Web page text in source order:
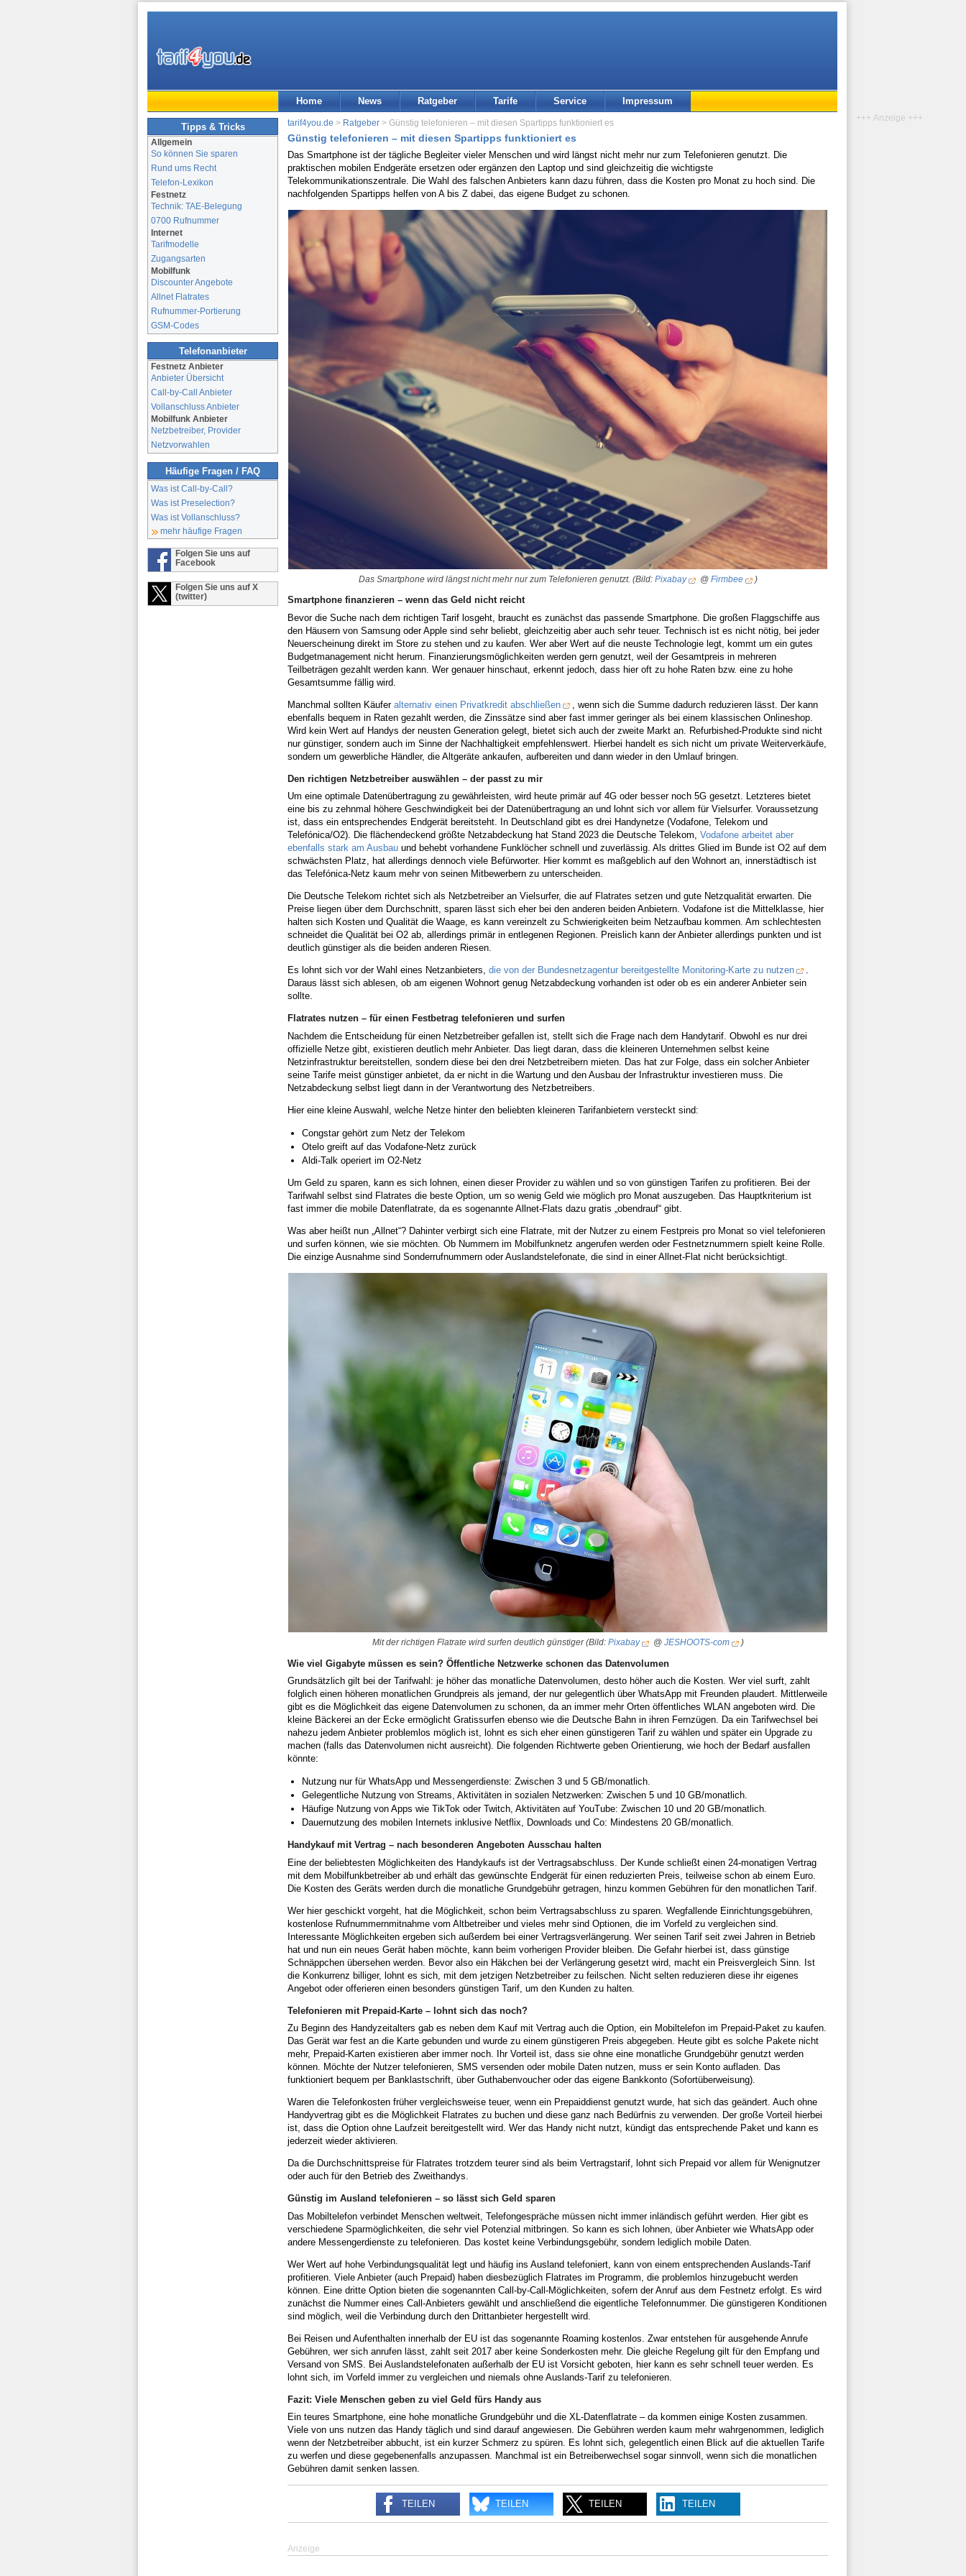
Home News Ratgeber Tarife Service Impressum
Tipps & Tricks
Allgemein
So können Sie sparen
Rund ums Recht
Telefon-Lexikon
Festnetz
Technik: TAE-Belegung
0700 Rufnummer
Internet
Tarifmodelle
Zugangsarten
Mobilfunk
Discounter Angebote
Allnet Flatrates
Rufnummer-Portierung
GSM-Codes
Telefonanbieter
Festnetz Anbieter
Anbieter Übersicht
Call-by-Call Anbieter
Vollanschluss Anbieter
Mobilfunk Anbieter
Netzbetreiber, Provider
Netzvorwahlen
Häufige Fragen / FAQ
Was ist Call-by-Call?
Was ist Preselection?
Was ist Vollanschluss?
mehr häufige Fragen
Folgen Sie uns auf
Facebook
Folgen Sie uns auf X
(twitter)
tarif4you.de > Ratgeber > Günstig telefonieren – mit diesen Spartipps funktioniert es
Günstig telefonieren – mit diesen Spartipps funktioniert es
Das Smartphone ist der tägliche Begleiter vieler Menschen und wird längst nicht mehr nur zum Telefonieren genutzt. Die
praktischen mobilen Endgeräte ersetzen oder ergänzen den Laptop und sind gleichzeitig die wichtigste
Telekommunikationszentrale. Die Wahl des falschen Anbieters kann dazu führen, dass die Kosten pro Monat zu hoch sind. Die
nachfolgenden Spartipps helfen von A bis Z dabei, das eigene Budget zu schonen.
Das Smartphone wird längst nicht mehr nur zum Telefonieren genutzt. (Bild: Pixabay @ Firmbee )
Smartphone finanzieren – wenn das Geld nicht reicht
Bevor die Suche nach dem richtigen Tarif losgeht, braucht es zunächst das passende Smartphone. Die großen Flaggschiffe aus
den Häusern von Samsung oder Apple sind sehr beliebt, gleichzeitig aber auch sehr teuer. Technisch ist es nicht nötig, bei jeder
Neuerscheinung direkt im Store zu stehen und zu kaufen. Wer aber Wert auf die neuste Technologie legt, kommt um ein gutes
Budgetmanagement nicht herum. Finanzierungsmöglichkeiten werden gern genutzt, weil der Gesamtpreis in mehreren
Teilbeträgen gezahlt werden kann. Wer genauer hinschaut, erkennt jedoch, dass hier oft zu hohe Raten bzw. eine zu hohe
Gesamtsumme fällig wird.
Manchmal sollten Käufer alternativ einen Privatkredit abschließen
, wenn sich die Summe dadurch reduzieren lässt. Der kann
ebenfalls bequem in Raten gezahlt werden, die Zinssätze sind aber fast immer geringer als bei einem klassischen Onlineshop.
Wird kein Wert auf Handys der neusten Generation gelegt, bietet sich auch der zweite Markt an. Refurbished-Produkte sind nicht
nur günstiger, sondern auch im Sinne der Nachhaltigkeit empfehlenswert. Hierbei handelt es sich nicht um private Weiterverkäufe,
sondern um gewerbliche Händler, die Altgeräte ankaufen, aufbereiten und dann wieder in den Umlauf bringen.
Den richtigen Netzbetreiber auswählen – der passt zu mir
Um eine optimale Datenübertragung zu gewährleisten, wird heute primär auf 4G oder besser noch 5G gesetzt. Letzteres bietet
eine bis zu zehnmal höhere Geschwindigkeit bei der Datenübertragung an und lohnt sich vor allem für Vielsurfer. Voraussetzung
ist, dass ein entsprechendes Endgerät bereitsteht. In Deutschland gibt es drei Handynetze (Vodafone, Telekom und
Telefónica/O2). Die flächendeckend größte Netzabdeckung hat Stand 2023 die Deutsche Telekom, Vodafone arbeitet aber
ebenfalls stark am Ausbau und behebt vorhandene Funklöcher schnell und zuverlässig. Als drittes Glied im Bunde ist O2 auf dem
schwächsten Platz, hat allerdings dennoch viele Befürworter. Hier kommt es maßgeblich auf den Wohnort an, innerstädtisch ist
das Telefónica-Netz kaum mehr von seinen Mitbewerbern zu unterscheiden.
Die Deutsche Telekom richtet sich als Netzbetreiber an Vielsurfer, die auf Flatrates setzen und gute Netzqualität erwarten. Die
Preise liegen über dem Durchschnitt, sparen lässt sich eher bei den anderen beiden Anbietern. Vodafone ist die Mittelklasse, hier
halten sich Kosten und Qualität die Waage, es kann vereinzelt zu Schwierigkeiten beim Netzaufbau kommen. Am schlechtesten
schneidet die Qualität bei O2 ab, allerdings primär in entlegenen Regionen. Preislich kann der Anbieter allerdings punkten und ist
deutlich günstiger als die beiden anderen Riesen.
Es lohnt sich vor der Wahl eines Netzanbieters, die von der Bundesnetzagentur bereitgestellte Monitoring-Karte zu nutzen
.
Daraus lässt sich ablesen, ob am eigenen Wohnort genug Netzabdeckung vorhanden ist oder ob es ein anderer Anbieter sein
sollte.
Flatrates nutzen – für einen Festbetrag telefonieren und surfen
Nachdem die Entscheidung für einen Netzbetreiber gefallen ist, stellt sich die Frage nach dem Handytarif. Obwohl es nur drei
offizielle Netze gibt, existieren deutlich mehr Anbieter. Das liegt daran, dass die kleineren Unternehmen selbst keine
Netzinfrastruktur bereitstellen, sondern diese bei den drei Netzbetreibern mieten. Das hat zur Folge, dass ein solcher Anbieter
seine Tarife meist günstiger anbietet, da er nicht in die Wartung und den Ausbau der Infrastruktur investieren muss. Die
Netzabdeckung selbst liegt dann in der Verantwortung des Netzbetreibers.
Hier eine kleine Auswahl, welche Netze hinter den beliebten kleineren Tarifanbietern versteckt sind:
Congstar gehört zum Netz der Telekom
Otelo greift auf das Vodafone-Netz zurück
Aldi-Talk operiert im O2-Netz
Um Geld zu sparen, kann es sich lohnen, einen dieser Provider zu wählen und so von günstigen Tarifen zu profitieren. Bei der
Tarifwahl selbst sind Flatrates die beste Option, um so wenig Geld wie möglich pro Monat auszugeben. Das Hauptkriterium ist
fast immer die mobile Datenflatrate, da es sogenannte Allnet-Flats dazu gratis „obendrauf“ gibt.
Was aber heißt nun „Allnet“? Dahinter verbirgt sich eine Flatrate, mit der Nutzer zu einem Festpreis pro Monat so viel telefonieren
und surfen können, wie sie möchten. Ob Nummern im Mobilfunknetz angerufen werden oder Festnetznummern spielt keine Rolle.
Die einzige Ausnahme sind Sonderrufnummern oder Auslandstelefonate, die sind in einer Allnet-Flat nicht berücksichtigt.
Mit der richtigen Flatrate wird surfen deutlich günstiger (Bild: Pixabay @ JESHOOTS-com )
Wie viel Gigabyte müssen es sein? Öffentliche Netzwerke schonen das Datenvolumen
Grundsätzlich gilt bei der Tarifwahl: je höher das monatliche Datenvolumen, desto höher auch die Kosten. Wer viel surft, zahlt
folglich einen höheren monatlichen Grundpreis als jemand, der nur gelegentlich über WhatsApp mit Freunden plaudert. Mittlerweile
gibt es die Möglichkeit das eigene Datenvolumen zu schonen, da an immer mehr Orten öffentliches WLAN angeboten wird. Die
kleine Bäckerei an der Ecke ermöglicht Gratissurfen ebenso wie die Deutsche Bahn in ihren Fernzügen. Da ein Tarifwechsel bei
nahezu jedem Anbieter problemlos möglich ist, lohnt es sich eher einen günstigeren Tarif zu wählen und später ein Upgrade zu
machen (falls das Datenvolumen nicht ausreicht). Die folgenden Richtwerte geben Orientierung, wie hoch der Bedarf ausfallen
könnte:
Nutzung nur für WhatsApp und Messengerdienste: Zwischen 3 und 5 GB/monatlich.
Gelegentliche Nutzung von Streams, Aktivitäten in sozialen Netzwerken: Zwischen 5 und 10 GB/monatlich.
Häufige Nutzung von Apps wie TikTok oder Twitch, Aktivitäten auf YouTube: Zwischen 10 und 20 GB/monatlich.
Dauernutzung des mobilen Internets inklusive Netflix, Downloads und Co: Mindestens 20 GB/monatlich.
Handykauf mit Vertrag – nach besonderen Angeboten Ausschau halten
Eine der beliebtesten Möglichkeiten des Handykaufs ist der Vertragsabschluss. Der Kunde schließt einen 24-monatigen Vertrag
mit dem Mobilfunkbetreiber ab und erhält das gewünschte Endgerät für einen reduzierten Preis, teilweise schon ab einem Euro.
Die Kosten des Geräts werden durch die monatliche Grundgebühr getragen, hinzu kommen Gebühren für den monatlichen Tarif.
Wer hier geschickt vorgeht, hat die Möglichkeit, schon beim Vertragsabschluss zu sparen. Wegfallende Einrichtungsgebühren,
kostenlose Rufnummernmitnahme vom Altbetreiber und vieles mehr sind Optionen, die im Vorfeld zu vergleichen sind.
Interessante Möglichkeiten ergeben sich außerdem bei einer Vertragsverlängerung. Wer seinen Tarif seit zwei Jahren in Betrieb
hat und nun ein neues Gerät haben möchte, kann beim vorherigen Provider bleiben. Die Gefahr hierbei ist, dass günstige
Schnäppchen übersehen werden. Bevor also ein Häkchen bei der Verlängerung gesetzt wird, macht ein Preisvergleich Sinn. Ist
die Konkurrenz billiger, lohnt es sich, mit dem jetzigen Netzbetreiber zu feilschen. Nicht selten reduzieren diese ihr eigenes
Angebot oder offerieren einen besonders günstigen Tarif, um den Kunden zu halten.
Telefonieren mit Prepaid-Karte – lohnt sich das noch?
Zu Beginn des Handyzeitalters gab es neben dem Kauf mit Vertrag auch die Option, ein Mobiltelefon im Prepaid-Paket zu kaufen.
Das Gerät war fest an die Karte gebunden und wurde zu einem günstigeren Preis abgegeben. Heute gibt es solche Pakete nicht
mehr, Prepaid-Karten existieren aber immer noch. Ihr Vorteil ist, dass sie ohne eine monatliche Grundgebühr genutzt werden
können. Möchte der Nutzer telefonieren, SMS versenden oder mobile Daten nutzen, muss er sein Konto aufladen. Das
funktioniert bequem per Banklastschrift, über Guthabenvoucher oder das eigene Bankkonto (Sofortüberweisung).
Waren die Telefonkosten früher vergleichsweise teuer, wenn ein Prepaiddienst genutzt wurde, hat sich das geändert. Auch ohne
Handyvertrag gibt es die Möglichkeit Flatrates zu buchen und diese ganz nach Bedürfnis zu verwenden. Der große Vorteil hierbei
ist, dass die Option ohne Laufzeit bereitgestellt wird. Wer das Handy nicht nutzt, kündigt das entsprechende Paket und kann es
jederzeit wieder aktivieren.
Da die Durchschnittspreise für Flatrates trotzdem teurer sind als beim Vertragstarif, lohnt sich Prepaid vor allem für Wenignutzer
oder auch für den Betrieb des Zweithandys.
Günstig im Ausland telefonieren – so lässt sich Geld sparen
Das Mobiltelefon verbindet Menschen weltweit, Telefongespräche müssen nicht immer inländisch geführt werden. Hier gibt es
verschiedene Sparmöglichkeiten, die sehr viel Potenzial mitbringen. So kann es sich lohnen, über Anbieter wie WhatsApp oder
andere Messengerdienste zu telefonieren. Das kostet keine Verbindungsgebühr, sondern lediglich mobile Daten.
Wer Wert auf hohe Verbindungsqualität legt und häufig ins Ausland telefoniert, kann von einem entsprechenden Auslands-Tarif
profitieren. Viele Anbieter (auch Prepaid) haben diesbezüglich Flatrates im Programm, die problemlos hinzugebucht werden
können. Eine dritte Option bieten die sogenannten Call-by-Call-Möglichkeiten, sofern der Anruf aus dem Festnetz erfolgt. Es wird
zunächst die Nummer eines Call-Anbieters gewählt und anschließend die eigentliche Telefonnummer. Die günstigeren Konditionen
sind möglich, weil die Verbindung durch den Drittanbieter hergestellt wird.
Bei Reisen und Aufenthalten innerhalb der EU ist das sogenannte Roaming kostenlos. Zwar entstehen für ausgehende Anrufe
Gebühren, wer sich anrufen lässt, zahlt seit 2017 aber keine Sonderkosten mehr. Die gleiche Regelung gilt für den Empfang und
Versand von SMS. Bei Auslandstelefonaten außerhalb der EU ist Vorsicht geboten, hier kann es sehr schnell teuer werden. Es
lohnt sich, im Vorfeld immer zu vergleichen und niemals ohne Auslands-Tarif zu telefonieren.
Fazit: Viele Menschen geben zu viel Geld fürs Handy aus
Ein teures Smartphone, eine hohe monatliche Grundgebühr und die XL-Datenflatrate – da kommen einige Kosten zusammen.
Viele von uns nutzen das Handy täglich und sind darauf angewiesen. Die Gebühren werden kaum mehr wahrgenommen, lediglich
wenn der Netzbetreiber abbucht, ist ein kurzer Schmerz zu spüren. Es lohnt sich, gelegentlich einen Blick auf die aktuellen Tarife
zu werfen und diese gegebenenfalls anzupassen. Manchmal ist ein Betreiberwechsel sogar sinnvoll, wenn sich die monatlichen
Gebühren damit senken lassen.
TEILEN TEILEN TEILEN TEILEN
Anzeige
+++ Anzeige +++